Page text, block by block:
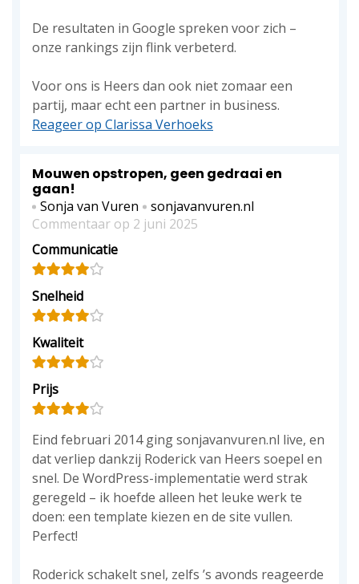
De resultaten in Google spreken voor zich –
onze rankings zijn flink verbeterd.
Voor ons is Heers dan ook niet zomaar een
partij, maar echt een partner in business.
Reageer op Clarissa Verhoeks
Mouwen opstropen, geen gedraai en
gaan!
Sonja van Vuren
sonjavanvuren.nl
Commentaar op 2 juni 2025
Communicatie
Snelheid
Kwaliteit
Prijs
Eind februari 2014 ging sonjavanvuren.nl live, en
dat verliep dankzij Roderick van Heers soepel en
snel. De WordPress-implementatie werd strak
geregeld – ik hoefde alleen het leuke werk te
doen: een template kiezen en de site vullen.
Perfect!
Roderick schakelt snel, zelfs ’s avonds reageerde